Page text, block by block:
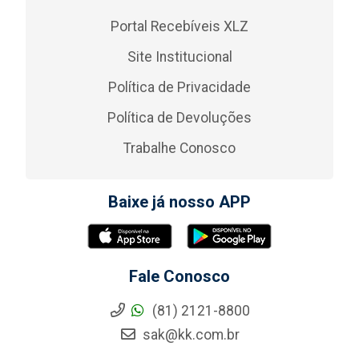
Portal Recebíveis XLZ
Site Institucional
Política de Privacidade
Política de Devoluções
Trabalhe Conosco
Baixe já nosso APP
Fale Conosco
(81) 2121-8800
sak@kk.com.br